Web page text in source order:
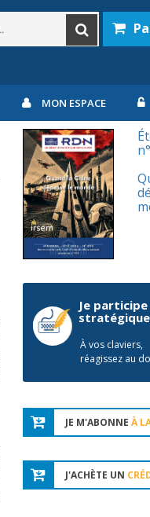
MON ESPACE
Je
stratégique
À vos claviers,
réagissez au
JE M'ABONNE À
J'ACHÈTE UN